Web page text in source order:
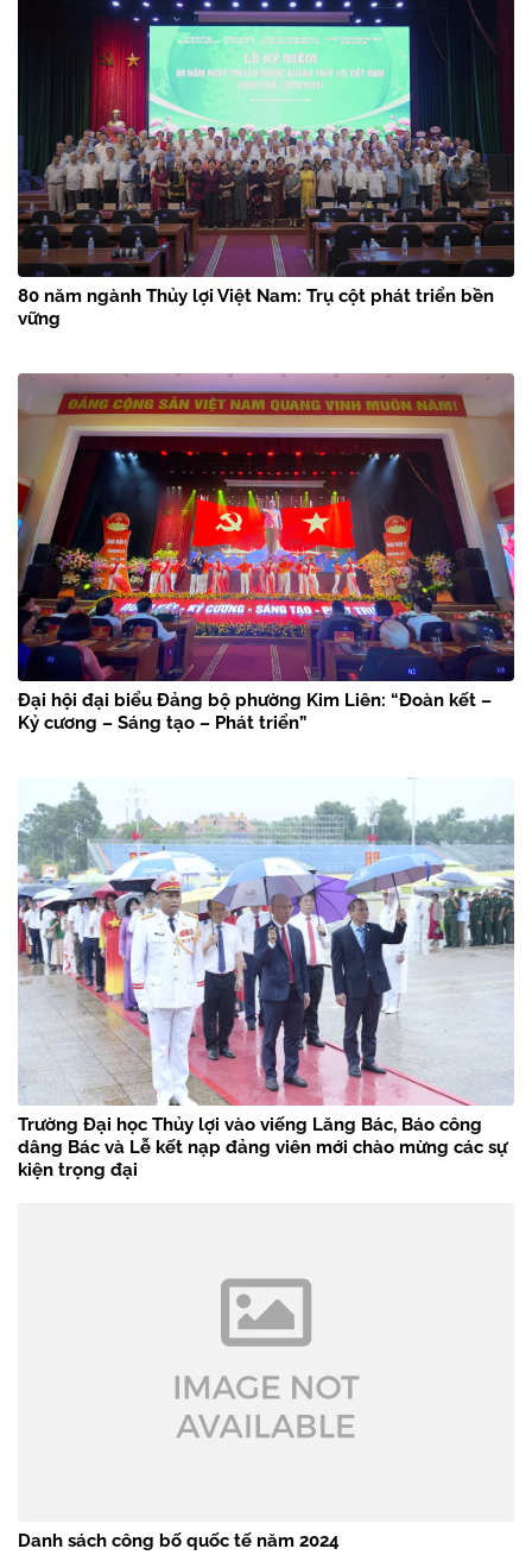
80 năm ngành Thủy lợi Việt Nam: Trụ cột phát triển bền
vững
Đại hội đại biểu Đảng bộ phường Kim Liên: “Đoàn kết –
Kỷ cương – Sáng tạo – Phát triển”
Trường Đại học Thủy lợi vào viếng Lăng Bác, Báo công
dâng Bác và Lễ kết nạp đảng viên mới chào mừng các sự
kiện trọng đại
Danh sách công bố quốc tế năm 2024